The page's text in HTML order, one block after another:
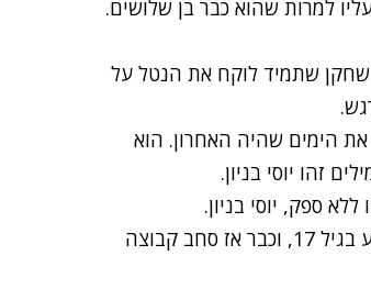
למרות שהוא כבר בן שלושים.
שחקן שתמיד לוקח את הנטל על
הימים שהיה האחרון. הוא
זהו יוסי בניון.
ספק, יוסי בניון.
זה התחיל עם בחור צעיר ואלמוני שעלה לבוגרים של באר שבע בגיל 17, וכבר אז סחב קבוצה